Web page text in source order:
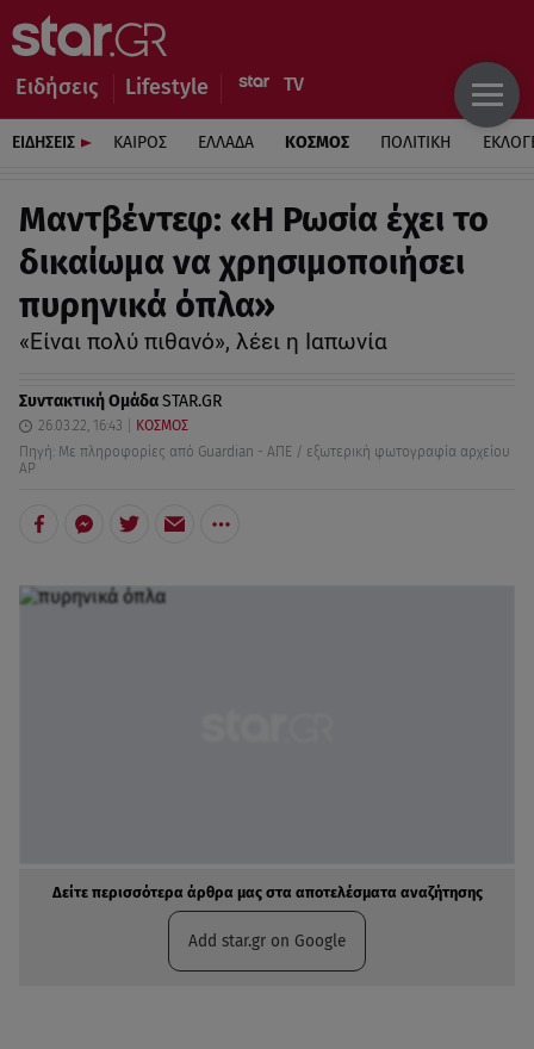
Ειδήσεις Lifestyle
ΕΙΔΗΣΕΙΣ ΚΑΙΡΟΣ ΕΛΛΑΔΑ ΚΟΣΜΟΣ ΠΟΛΙΤΙΚΗ
Μαντβέντεφ: «Η Ρωσία έχει το
δικαίωμα να χρησιμοποιήσει
πυρηνικά όπλα»
«Είναι πολύ πιθανό», λέει η Ιαπωνία
Συντακτική ΟμάδαSTAR.GR
26.03.22, 16:43
ΚΟΣΜΟΣ
Πηγή: Με πληροφορίες από Guardian - ΑΠΕ / εξωτερική φωτογραφία αρχείου
AP
Δείτε περισσότερα άρθρα μας στα αποτελέσματα αναζήτησης
Add star.gr on Google